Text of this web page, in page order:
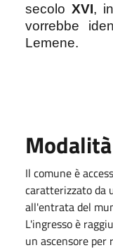
secolo XVI,
vorrebbe
Lemene.
Il comune è
caratterizzato da
all'entrata del
L'ingresso è
un ascensore per